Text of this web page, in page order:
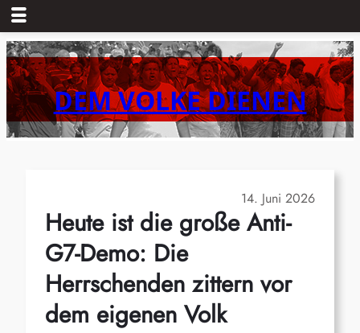
Zum
Inhalt
springenDEM VOLKE DIENEN
14. Juni 2026
Heute ist die große Anti-
G7-Demo: Die
Herrschenden zittern vor
dem eigenen Volk